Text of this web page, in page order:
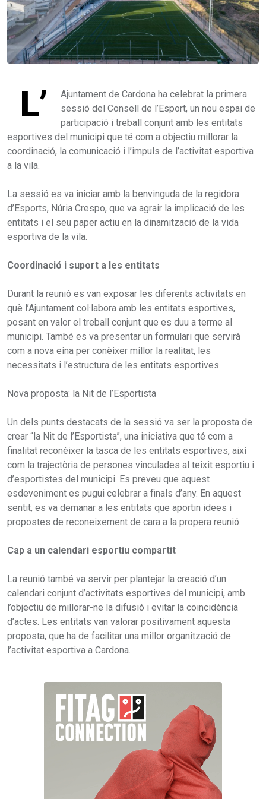
L’
Ajuntament de Cardona ha celebrat la primera
sessió del Consell de l’Esport, un nou espai de
participació i treball conjunt amb les entitats
esportives del municipi que té com a objectiu millorar la
coordinació, la comunicació i l’impuls de l’activitat esportiva
a la vila.
La sessió es va iniciar amb la benvinguda de la regidora
d’Esports, Núria Crespo, que va agrair la implicació de les
entitats i el seu paper actiu en la dinamització de la vida
esportiva de la vila.
Coordinació i suport a les entitats
Durant la reunió es van exposar les diferents activitats en
què l’Ajuntament col·labora amb les entitats esportives,
posant en valor el treball conjunt que es duu a terme al
municipi. També es va presentar un formulari que servirà
com a nova eina per conèixer millor la realitat, les
necessitats i l’estructura de les entitats esportives.
Nova proposta: la Nit de l’Esportista
Un dels punts destacats de la sessió va ser la proposta de
crear “la Nit de l’Esportista”, una iniciativa que té com a
finalitat reconèixer la tasca de les entitats esportives, així
com la trajectòria de persones vinculades al teixit esportiu i
d’esportistes del municipi. Es preveu que aquest
esdeveniment es pugui celebrar a finals d’any. En aquest
sentit, es va demanar a les entitats que aportin idees i
propostes de reconeixement de cara a la propera reunió.
Cap a un calendari esportiu compartit
La reunió també va servir per plantejar la creació d’un
calendari conjunt d’activitats esportives del municipi, amb
l’objectiu de millorar-ne la difusió i evitar la coincidència
d’actes. Les entitats van valorar positivament aquesta
proposta, que ha de facilitar una millor organització de
l’activitat esportiva a Cardona.